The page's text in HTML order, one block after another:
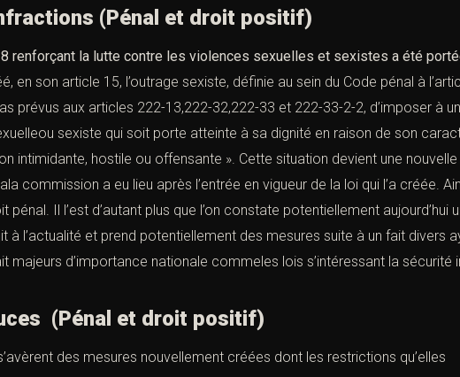
(Pénal et droit positif)
renforçant la lutte contre les violences sexuelles et sexistes a été
en son article 15, l’outrage sexiste, définie au sein du Code pénal à l’
prévus aux articles 222-13,222-32,222-33 et 222-33-2-2, d’imposer à
sexiste qui soit porte atteinte à sa dignité en raison de son
intimidante, hostile ou offensante ». Cette situation devient une
commission a eu lieu après l’entrée en vigueur de la loi qui l’a créée.
Il l’est d’autant plus que l’on constate potentiellement aujourd’hui
à l’actualité et prend potentiellement des mesures suite à un fait divers
majeurs d’importance nationale commeles lois s’intéressant la sécurité
(Pénal et droit positif)
des mesures nouvellement créées dont les restrictions qu’elles